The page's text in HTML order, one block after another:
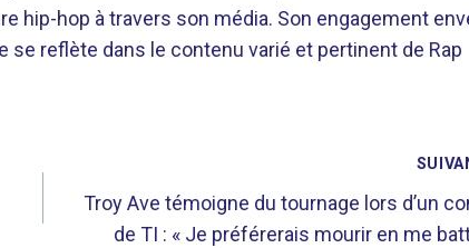
hip-hop à travers son média. Son engagement
reflète dans le contenu varié et pertinent de Rap
Troy Ave témoigne du tournage lors d’un
de TI : « Je préférerais mourir en me